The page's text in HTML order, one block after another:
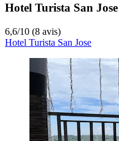
Hotel Turista San Jose
6,6/10 (8 avis)
Hotel Turista San Jose